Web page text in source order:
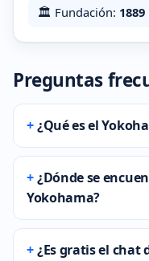
🏛️ Fundación: 1889
Preguntas
¿Qué es el
¿Dónde se
Yokohama?
¿Es gratis el chat